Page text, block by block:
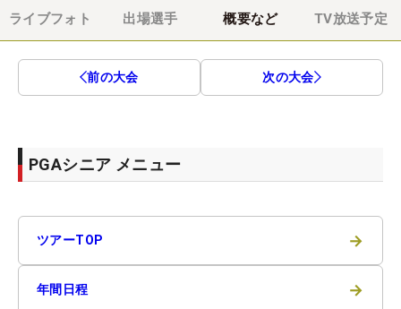
ライブフォト 出場選手 概要など TV放送予定
前の大会 次の大会
PGAシニア メニュー
ツアーTOP →
年間日程 →